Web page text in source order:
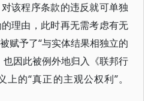
该程序条款的违反就可单独
理由，此时再无需考虑有无
赋予了“与实体结果相独立的
也因此被例外地归入《联邦行
的“真正的主观公权利”。